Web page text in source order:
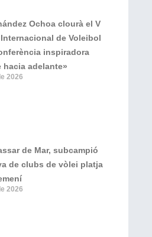
Ochoa clourà el V
de Voleibol
inspiradora
hacia adelante»
2026
de Mar, subcampió
de clubs de vòlei platja
2026